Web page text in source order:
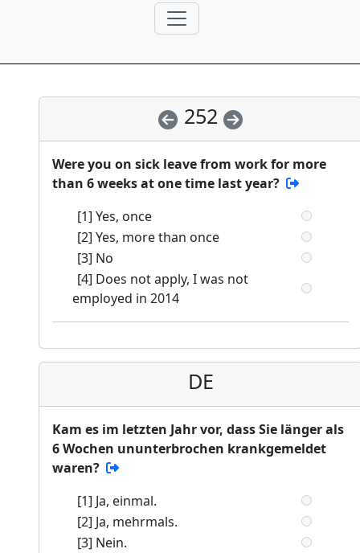
252
Were you on sick leave from work for more
than 6 weeks at one time last year?
[1] Yes, once
[2] Yes, more than once
[3] No
[4] Does not apply, I was not
employed in 2014
DE
Kam es im letzten Jahr vor, dass Sie länger als
6 Wochen ununterbrochen krankgemeldet
waren?
[1] Ja, einmal.
[2] Ja, mehrmals.
[3] Nein.